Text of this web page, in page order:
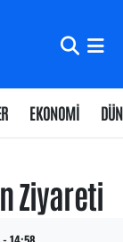
EKONOMİ
Ziyareti